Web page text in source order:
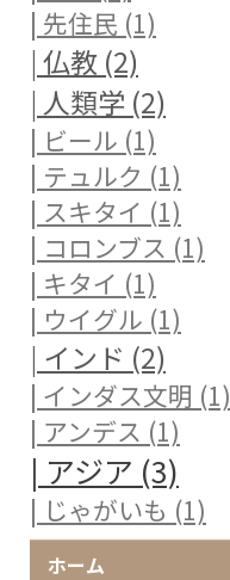
| 先住民 (1)
| 仏教 (2)
| 人類学 (2)
| ビール (1)
| テュルク (1)
| スキタイ (1)
| コロンブス (1)
| キタイ (1)
| ウイグル (1)
| インド (2)
| インダス文明 (1)
| アンデス (1)
| アジア (3)
| じゃがいも (1)
ホーム